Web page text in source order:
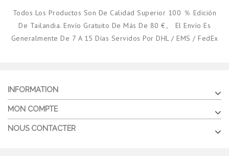
Todos Los Productos Son De Calidad Superior 100 ％ Edición
De Tailandia. Envío Gratuito De Más De 80 €。 El Envío Es
Generalmente De 7 A 15 Días Servidos Por DHL / EMS / FedEx
INFORMATION
MON COMPTE
NOUS CONTACTER